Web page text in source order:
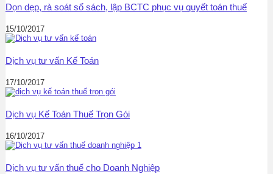
Dọn dẹp, rà soát sổ sách, lập BCTC phục vụ quyết toán thuế
15/10/2017
Dịch vụ tư vấn Kế Toán
17/10/2017
Dịch vụ Kế Toán Thuế Trọn Gói
16/10/2017
Dịch vụ tư vấn thuế cho Doanh Nghiệp